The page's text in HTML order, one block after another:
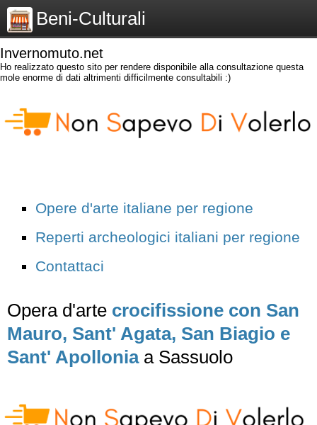
Beni-Culturali
Invernomuto.net
Ho realizzato questo sito per rendere disponibile alla consultazione questa
mole enorme di dati altrimenti difficilmente consultabili :)
Opere d'arte italiane per regione
Reperti archeologici italiani per regione
Contattaci
Opera d'arte crocifissione con San
Mauro, Sant' Agata, San Biagio e
Sant' Apolloniaa Sassuolo